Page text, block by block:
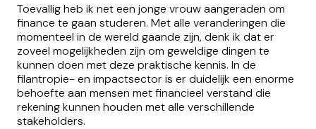
Toevallig heb ik net een jonge vrouw aangeraden om
finance te gaan studeren. Met alle veranderingen die
momenteel in de wereld gaande zijn, denk ik dat er
zoveel mogelijkheden zijn om geweldige dingen te
kunnen doen met deze praktische kennis. In de
filantropie- en impactsector is er duidelijk een enorme
behoefte aan mensen met financieel verstand die
rekening kunnen houden met alle verschillende
stakeholders.